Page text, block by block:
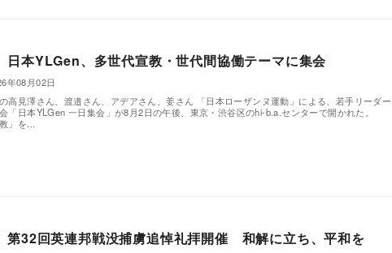
日本YLGen、多世代宣教・世代間協働テーマに集会
年08月02日
高見澤さん、渡邉さん、アデアさん、姜さん 「日本ローザンヌ運動」による、若手リーダー
「日本YLGen 一日集会」が8月2日の午後、東京・渋谷区のhi-b.a.センターで開かれた。
」を...
第32回英連邦戦没捕虜追悼礼拝開催 和解に立ち、平和を